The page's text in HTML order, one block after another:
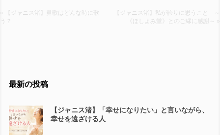
« 【ジャニス渚】鼻歌はどんな時に歌
う？
【ジャニス渚】私が誇りに思うこと ～
《ほしよみ堂》とのご縁に感謝～ »
最新の投稿
【ジャニス渚】「幸せになりたい」と言いながら、
幸せを遠ざける人